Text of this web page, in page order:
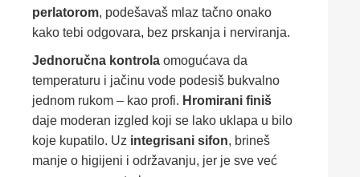
perlatorom, podešavaš mlaz tačno onako
kako tebi odgovara, bez prskanja i nerviranja.
Jednoručna kontrola omogućava da
temperaturu i jačinu vode podesiš bukvalno
jednom rukom – kao profi. Hromirani finiš
daje moderan izgled koji se lako uklapa u bilo
koje kupatilo. Uz integrisani sifon, brineš
manje o higijeni i održavanju, jer je sve već